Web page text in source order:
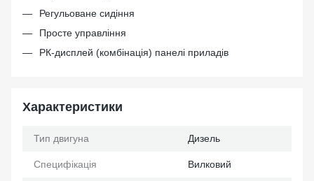
Регульоване сидіння
Просте управління
РК-дисплей (комбінація) панелі приладів
Характеристики
Тип двигуна Дизель
Специфікація Вилковий